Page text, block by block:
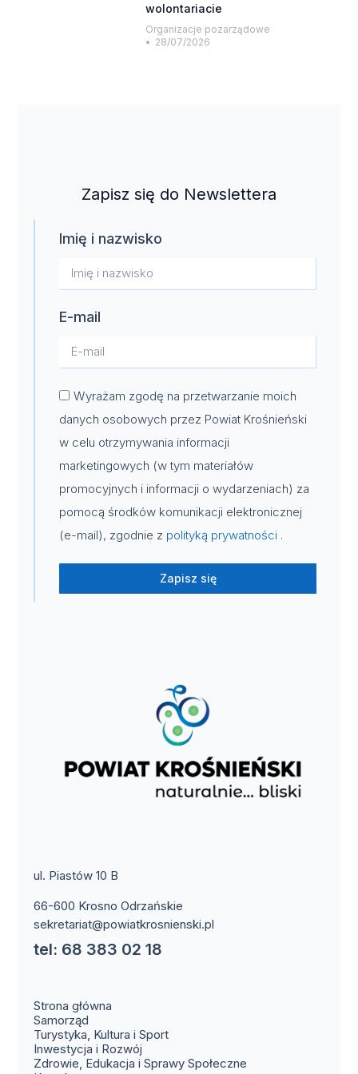
wolontariacie
Organizacje pozarządowe
28/07/2026
Zapisz się do Newslettera
Imię i nazwisko
E-mail
Wyrażam zgodę na przetwarzanie moich
danych osobowych przez Powiat Krośnieński
w celu otrzymywania informacji
marketingowych (w tym materiałów
promocyjnych i informacji o wydarzeniach) za
pomocą środków komunikacji elektronicznej
(e-mail), zgodnie z polityką prywatności .
Zapisz się
ul. Piastów 10 B
66-600 Krosno Odrzańskie
sekretariat@powiatkrosnienski.pl
tel: 68 383 02 18
Strona główna
Samorząd
Turystyka, Kultura i Sport
Inwestycja i Rozwój
Zdrowie, Edukacja i Sprawy Społeczne